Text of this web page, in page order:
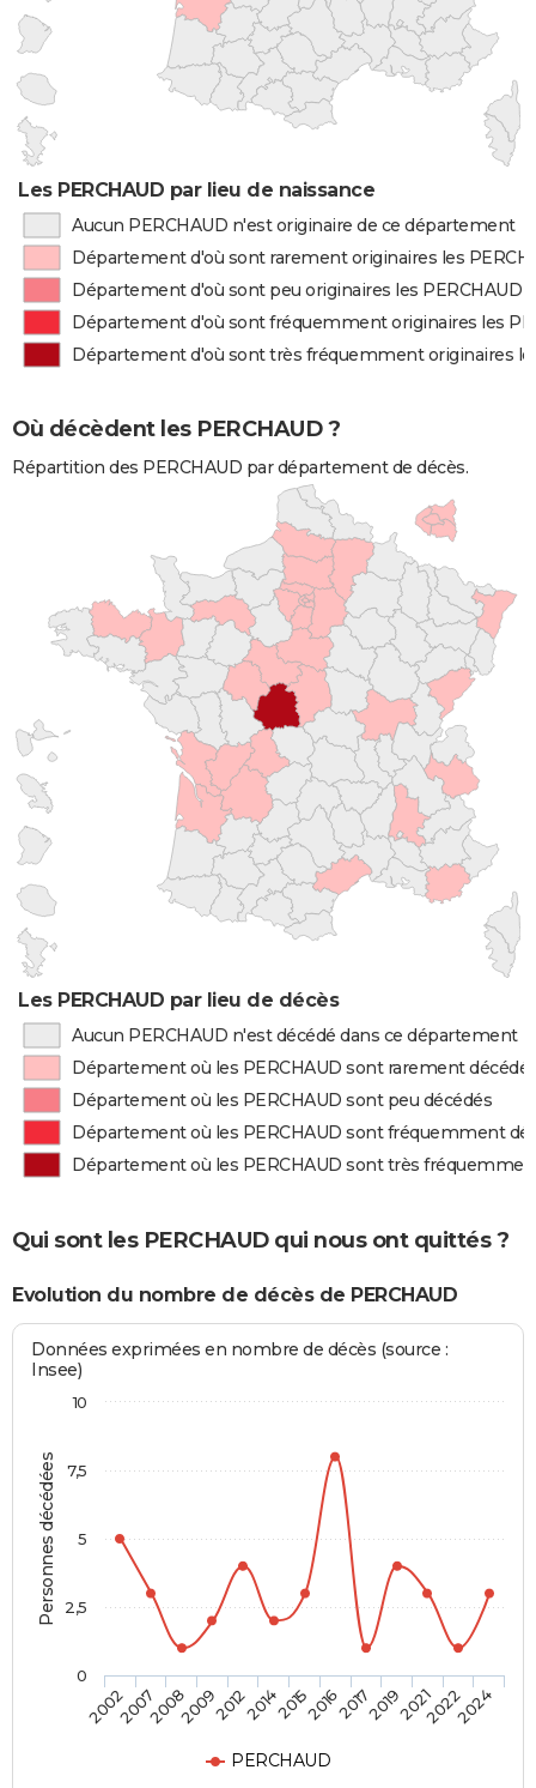
Les PERCHAUD par lieu de naissance
Aucun PERCHAUD n'est originaire de ce département
Département d'où sont rarement originaires les
Département d'où sont peu originaires les PERCHAUD
Département d'où sont fréquemment originaires les
Département d'où sont très fréquemment originaires
Où décèdent les PERCHAUD ?
Répartition des PERCHAUD par département de décès.
Les PERCHAUD par lieu de décès
Aucun PERCHAUD n'est décédé dans ce département
Département où les PERCHAUD sont rarement
Département où les PERCHAUD sont peu décédés
Département où les PERCHAUD sont fréquemment
Département où les PERCHAUD sont très
Qui sont les PERCHAUD qui nous ont quittés ?
Evolution du nombre de décès de PERCHAUD
Personnes décédées
Données exprimées en nombre de décès (source :
Insee)
PERCHAUD
2002200720082009201220142015201620172019202120222024
0
10
2,5
5
7,5